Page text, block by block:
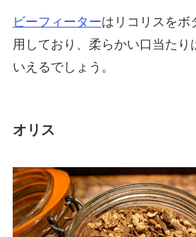
ビーフィーターはリコリスをボ
用しており、柔らかい口当たり
いえるでしょう。
オリス